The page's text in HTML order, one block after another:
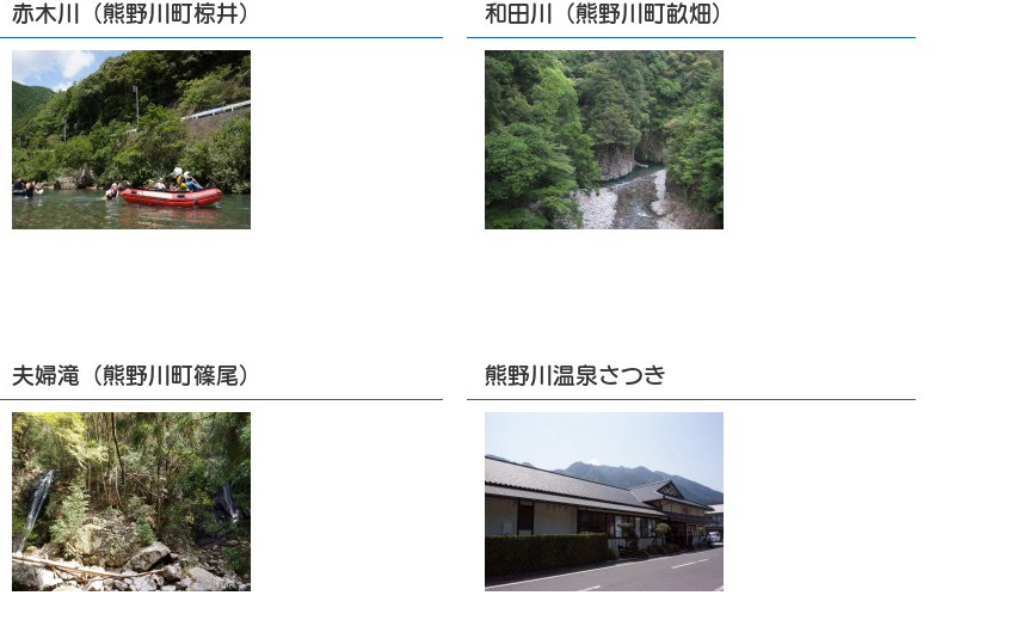
赤木川（熊野川町椋井） 和田川（熊野川町畝畑）
夫婦滝（熊野川町篠尾） 熊野川温泉さつき